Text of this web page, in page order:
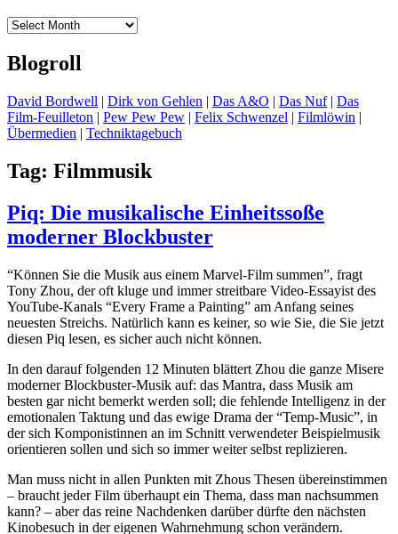
Archiv
Blogroll
David Bordwell | Dirk von Gehlen | Das A&O | Das Nuf| Das
Film-Feuilleton | Pew Pew Pew | Felix Schwenzel | Filmlöwin |
Übermedien | Techniktagebuch
Tag: Filmmusik
Piq: Die musikalische Einheitssoße
moderner Blockbuster
“Können Sie die Musik aus einem Marvel-Film summen”, fragt
Tony Zhou, der oft kluge und immer streitbare Video-Essayist des
YouTube-Kanals “Every Frame a Painting” am Anfang seines
neuesten Streichs. Natürlich kann es keiner, so wie Sie, die Sie jetzt
diesen Piq lesen, es sicher auch nicht können.
In den darauf folgenden 12 Minuten blättert Zhou die ganze Misere
moderner Blockbuster-Musik auf: das Mantra, dass Musik am
besten gar nicht bemerkt werden soll; die fehlende Intelligenz in der
emotionalen Taktung und das ewige Drama der “Temp-Music”, in
der sich Komponistinnen an im Schnitt verwendeter Beispielmusik
orientieren sollen und sich so immer weiter selbst replizieren.
Man muss nicht in allen Punkten mit Zhous Thesen übereinstimmen
– braucht jeder Film überhaupt ein Thema, dass man nachsummen
kann? – aber das reine Nachdenken darüber dürfte den nächsten
Kinobesuch in der eigenen Wahrnehmung schon verändern.